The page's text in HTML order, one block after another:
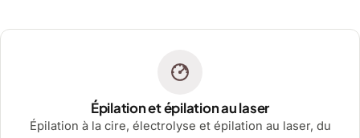
Épilation et épilation au laser
Épilation à la cire, électrolyse et épilation au laser, du